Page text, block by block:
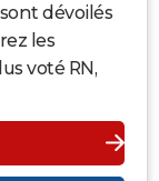
dévoilés
les
voté RN,